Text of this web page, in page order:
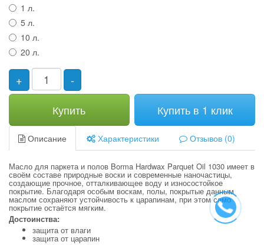
1 л.
5 л.
10 л.
20 л.
+
-
Купить
Купить в 1 клик
Описание Характеристики Отзывов (0)
Масло для паркета и полов Borma Hardwax Parquet Oil 1030 имеет в
своём составе природные воски и современные наночастицы,
создающие прочное, отталкивающее воду и износостойкое
покрытие. Благодаря особым воскам, полы, покрытые данным
маслом сохраняют устойчивость к царапинам, при этом само
покрытие остаётся мягким.
Достоинства:
защита от влаги
защита от царапин